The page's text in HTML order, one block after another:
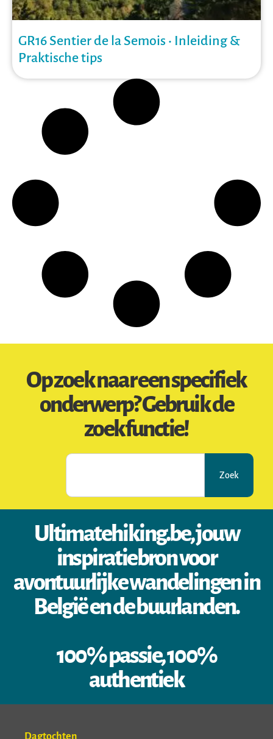
GR16 Sentier de la Semois • Inleiding &
Praktische tips
Op zoek naar een specifiek
onderwerp? Gebruik de
zoekfunctie!
Zoek
Ultimatehiking.be, jouw
inspiratiebron voor
avontuurlijke wandelingen in
België en de buurlanden.
100% passie, 100%
authentiek
Dagtochten